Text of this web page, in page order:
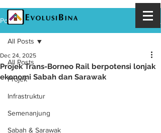
Post
All Posts
Projek
Infrastruktur
Semenanjung
Sabah & Sarawak
All Posts
Projek Trans-Borneo Rail berpotensi lonjak
ekonomi Sabah dan Sarawak
Dec 24, 2025